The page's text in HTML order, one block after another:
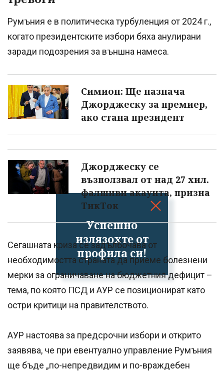
Успешно
излязохте от
профила си!
Румъния е в политическа турбуленция от 2024 г.,
когато президентските избори бяха анулирани
заради подозрения за външна намеса.
Симион: Ще назнача
Джорджеску за премиер,
ако стана президент
Джорджеску се
възползвал от над 27 хил.
фалшиви акаунта, призна
ТикТок
Сегашната криза се задълбочава от
необходимостта страната да приеме болезнени
мерки за ограничаване на бюджетния дефицит –
тема, по която ПСД и АУР се позиционират като
остри критици на правителството.
АУР настоява за предсрочни избори и открито
заявява, че при евентуално управление Румъния
ще бъде „по-непредвидим и по-враждебен